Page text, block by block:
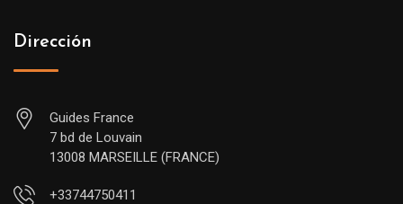
Dirección
Guides France
7 bd de Louvain
13008 MARSEILLE (FRANCE)
+33744750411